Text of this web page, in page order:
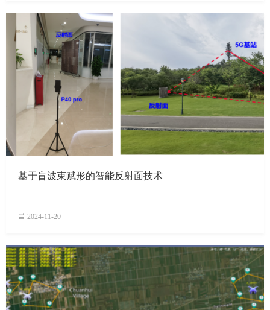
基于盲波束赋形的智能反射面技术
2024-11-20